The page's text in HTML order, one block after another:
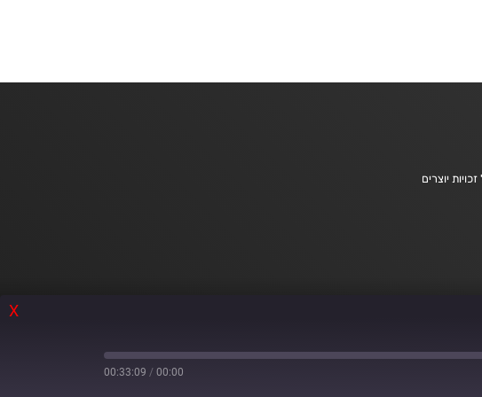
X
00:00
/
00:33:09
יוצרים